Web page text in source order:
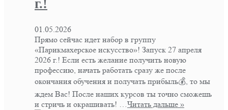
г.!
01.05.2026
Прямо сейчас идет набор в группу
«Парикмахерское искусство»! Запуск 27 апреля
2026 г.! Если есть желание получить новую
профессию, начать работать сразу же после
окончания обучения и получать прибыль💰, то мы
ждем Вас! После наших курсов ты точно сможешь
и стричь и окрашивать! …Читать дальше »